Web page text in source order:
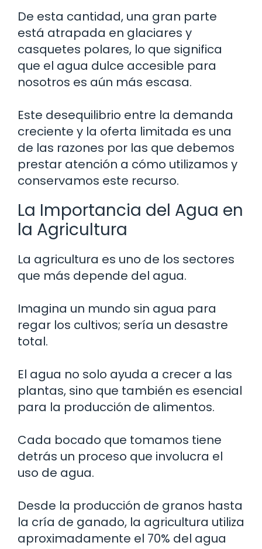
De esta cantidad, una gran parte
está atrapada en glaciares y
casquetes polares, lo que significa
que el agua dulce accesible para
nosotros es aún más escasa.
Este desequilibrio entre la demanda
creciente y la oferta limitada es una
de las razones por las que debemos
prestar atención a cómo utilizamos y
conservamos este recurso.
La Importancia del Agua en
la Agricultura
La agricultura es uno de los sectores
que más depende del agua.
Imagina un mundo sin agua para
regar los cultivos; sería un desastre
total.
El agua no solo ayuda a crecer a las
plantas, sino que también es esencial
para la producción de alimentos.
Cada bocado que tomamos tiene
detrás un proceso que involucra el
uso de agua.
Desde la producción de granos hasta
la cría de ganado, la agricultura utiliza
aproximadamente el 70% del agua